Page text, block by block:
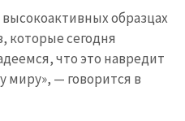
образцах
которые сегодня
что это навредит
миру», — говорится в